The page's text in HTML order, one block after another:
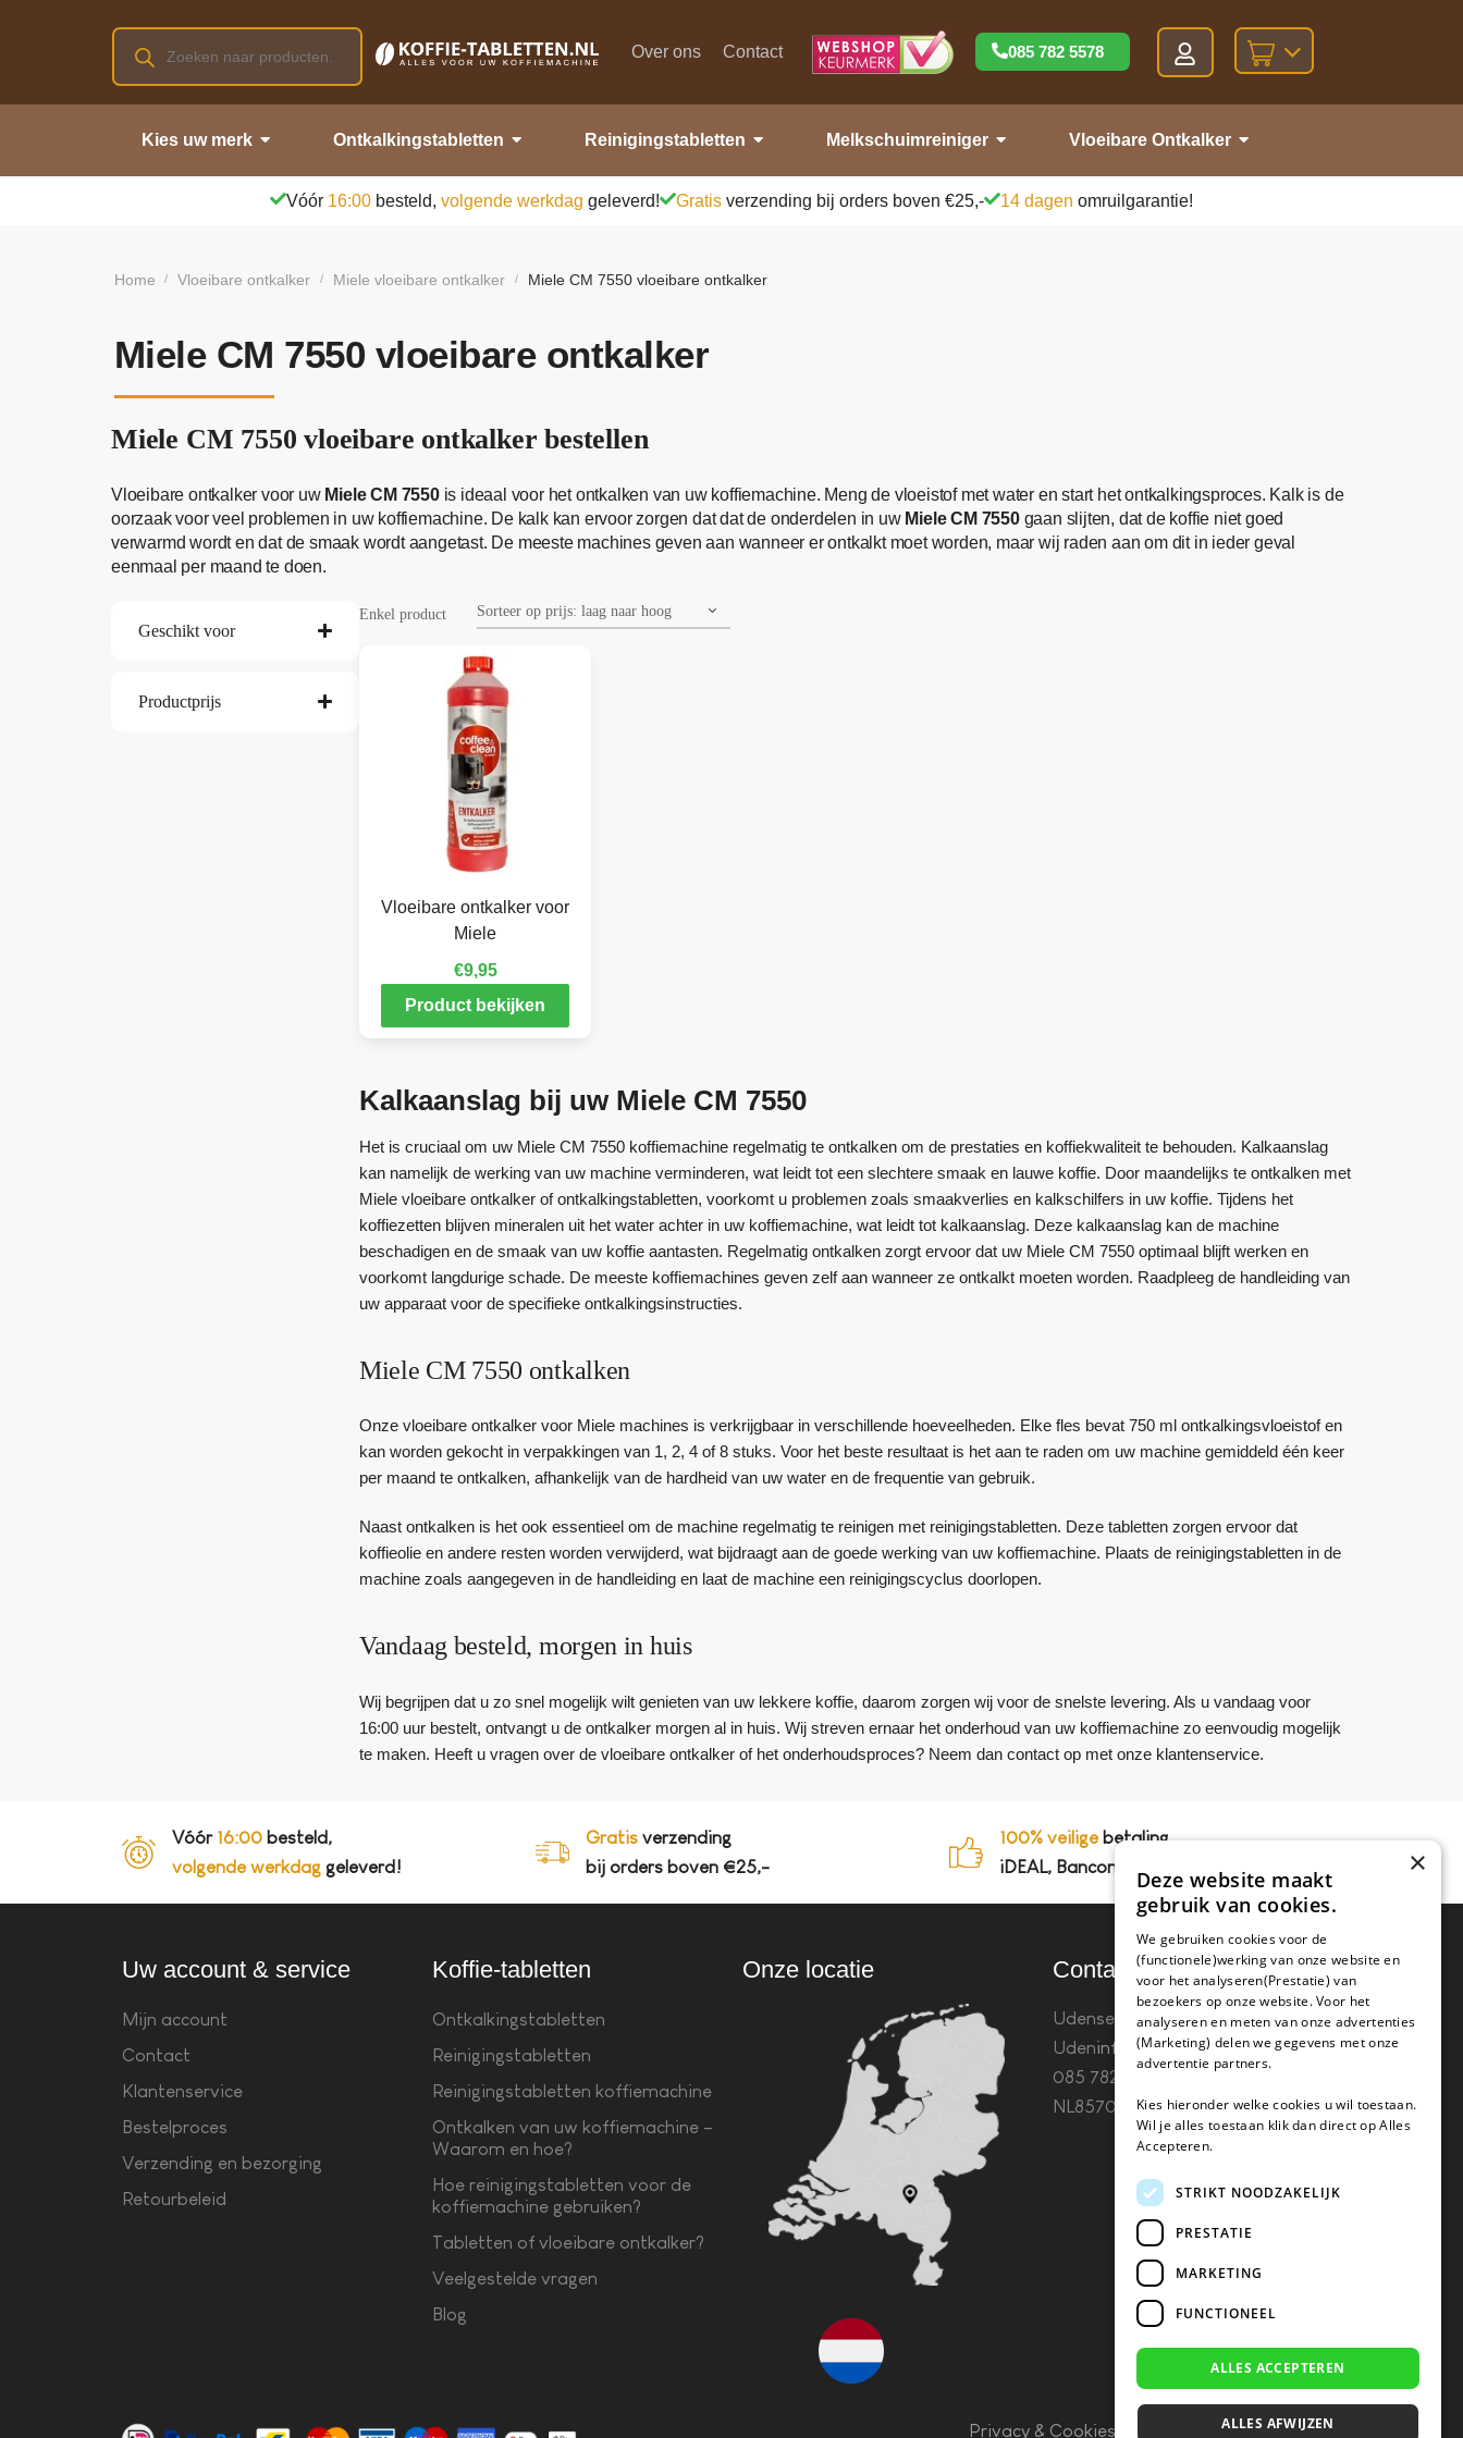
Over ons Contact 085 782 5578
Kies uw merk Ontkalkingstabletten Reinigingstabletten Melkschuimreiniger Vloeibare Ontkalker
Vóór 16:00 besteld, volgende werkdag geleverd! Gratis verzending bij orders boven €25,- 14 dagen omruilgarantie!
Home / Vloeibare ontkalker / Miele vloeibare ontkalker / Miele CM 7550 vloeibare ontkalker
Miele CM 7550 vloeibare ontkalker
Miele CM 7550 vloeibare ontkalker bestellen
Vloeibare ontkalker voor uw Miele CM 7550 is ideaal voor het ontkalken van uw koffiemachine. Meng de vloeistof met water en start het ontkalkingsproces. Kalk is de
oorzaak voor veel problemen in uw koffiemachine. De kalk kan ervoor zorgen dat dat de onderdelen in uw Miele CM 7550 gaan slijten, dat de koffie niet goed
verwarmd wordt en dat de smaak wordt aangetast. De meeste machines geven aan wanneer er ontkalkt moet worden, maar wij raden aan om dit in ieder geval
eenmaal per maand te doen.
Geschikt voor
Productprijs
Enkel product
Vloeibare ontkalker voor
Miele
€9,95
Product bekijken
Kalkaanslag bij uw Miele CM 7550
Het is cruciaal om uw Miele CM 7550 koffiemachine regelmatig te ontkalken om de prestaties en koffiekwaliteit te behouden. Kalkaanslag
kan namelijk de werking van uw machine verminderen, wat leidt tot een slechtere smaak en lauwe koffie. Door maandelijks te ontkalken met
Miele vloeibare ontkalker of ontkalkingstabletten, voorkomt u problemen zoals smaakverlies en kalkschilfers in uw koffie. Tijdens het
koffiezetten blijven mineralen uit het water achter in uw koffiemachine, wat leidt tot kalkaanslag. Deze kalkaanslag kan de machine
beschadigen en de smaak van uw koffie aantasten. Regelmatig ontkalken zorgt ervoor dat uw Miele CM 7550 optimaal blijft werken en
voorkomt langdurige schade. De meeste koffiemachines geven zelf aan wanneer ze ontkalkt moeten worden. Raadpleeg de handleiding van
uw apparaat voor de specifieke ontkalkingsinstructies.
Miele CM 7550 ontkalken
Onze vloeibare ontkalker voor Miele machines is verkrijgbaar in verschillende hoeveelheden. Elke fles bevat 750 ml ontkalkingsvloeistof en
kan worden gekocht in verpakkingen van 1, 2, 4 of 8 stuks. Voor het beste resultaat is het aan te raden om uw machine gemiddeld één keer
per maand te ontkalken, afhankelijk van de hardheid van uw water en de frequentie van gebruik.
Naast ontkalken is het ook essentieel om de machine regelmatig te reinigen met reinigingstabletten. Deze tabletten zorgen ervoor dat
koffieolie en andere resten worden verwijderd, wat bijdraagt aan de goede werking van uw koffiemachine. Plaats de reinigingstabletten in de
machine zoals aangegeven in de handleiding en laat de machine een reinigingscyclus doorlopen.
Vandaag besteld, morgen in huis
Wij begrijpen dat u zo snel mogelijk wilt genieten van uw lekkere koffie, daarom zorgen wij voor de snelste levering. Als u vandaag voor
16:00 uur bestelt, ontvangt u de ontkalker morgen al in huis. Wij streven ernaar het onderhoud van uw koffiemachine zo eenvoudig mogelijk
te maken. Heeft u vragen over de vloeibare ontkalker of het onderhoudsproces? Neem dan contact op met onze klantenservice.
Vóór 16:00 besteld,
volgende werkdag geleverd!
Gratis verzending
bij orders boven €25,-
100% veiligebetaling,
iDEAL, Bancontact en op rekening
Uw account & service
Mijn account
Contact
Klantenservice
Bestelproces
Verzending en bezorging
Retourbeleid
Koffie-tabletten
Ontkalkingstabletten
Reinigingstabletten
Reinigingstabletten koffiemachine
Ontkalken van uw koffiemachine –
Waarom en hoe?
Hoe reinigingstabletten voor de
koffiemachine gebruiken?
Tabletten of vloeibare ontkalker?
Veelgestelde vragen
Blog
Onze locatie Contact
Udenseweg 8B 5405 PA
Udeninfo(@)koffie-tabletten.nlTel.
085 782 5578KvK 67529623 Btw:
NL857053759B01
Privacy & Cookies Algemene Voorwaarden
×
Deze website maakt
gebruik van cookies.
We gebruiken cookies voor de
(functionele)werking van onze website en
voor het analyseren(Prestatie) van
bezoekers op onze website. Voor het
analyseren en meten van onze advertenties
(Marketing) delen we gegevens met onze
advertentie partners.
Kies hieronder welke cookies u wil toestaan.
Wil je alles toestaan klik dan direct op Alles
Accepteren.
STRIKT NOODZAKELIJK
PRESTATIE
MARKETING
FUNCTIONEEL
ALLES ACCEPTEREN
ALLES AFWIJZEN